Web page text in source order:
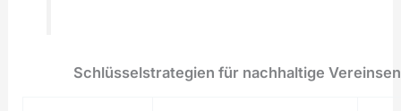
Schlüsselstrategien für nachhaltige